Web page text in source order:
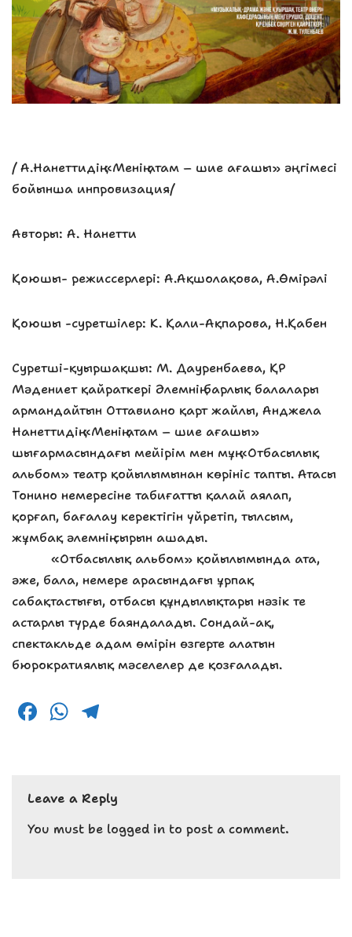
/ А.Нанеттидің «Менің атам – шие ағашы» әңгімесі
бойынша инпровизация/
Авторы: А. Нанетти
Қоюшы- режиссерлері: А.Ақшолақова, А.Өмірәлі
Қоюшы -суретшілер: К. Қали-Ақпарова, Н.Қабен
Суретші-қуыршақшы: М. Дауренбаева, ҚР
Мәдениет қайраткері Әлемнің барлық балалары
армандайтын Оттавиано қарт жайлы, Анджела
Нанеттидің «Менің атам – шие ағашы»
шығармасындағы мейірім мен мұң «Отбасылық
альбом» театр қойылымынан көрініс тапты. Атасы
Тонино немересіне табиғатты қалай аялап,
қорғап, бағалау керектігін үйретіп, тылсым,
жұмбақ әлемнің сырын ашады.
«Отбасылық альбом» қойылымында ата,
әже, бала, немере арасындағы ұрпақ
сабақтастығы, отбасы құндылықтары нәзік те
астарлы түрде баяндалады. Сондай-ақ,
спектакльде адам өмірін өзгерте алатын
бюрократиялық мәселелер де қозғалады.
F
e
b
o
W
ts
A
p
g
r
a
Leave a Reply
You must be logged in to post a comment.